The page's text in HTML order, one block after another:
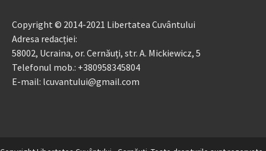
Copyright © 2014-2021 Libertatea Cuvântului
Adresa redacției:
58002, Ucraina, or. Cernăuți, str. A. Mickiewicz, 5
Telefonul mob.: +380958345804
E-mail: lcuvantului@gmail.com